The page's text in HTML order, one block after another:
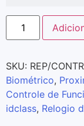
SKU: REP/
Biométrico,
Controle de
idclass, Relogio